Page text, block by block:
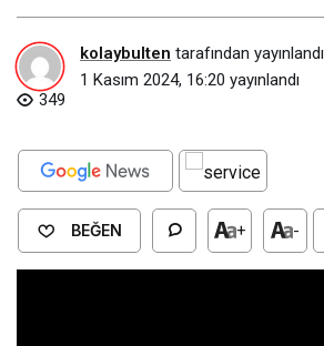
kolaybulten tarafından yayınlandı
1 Kasım 2024, 16:20 yayınlandı
349
BEĞEN + -